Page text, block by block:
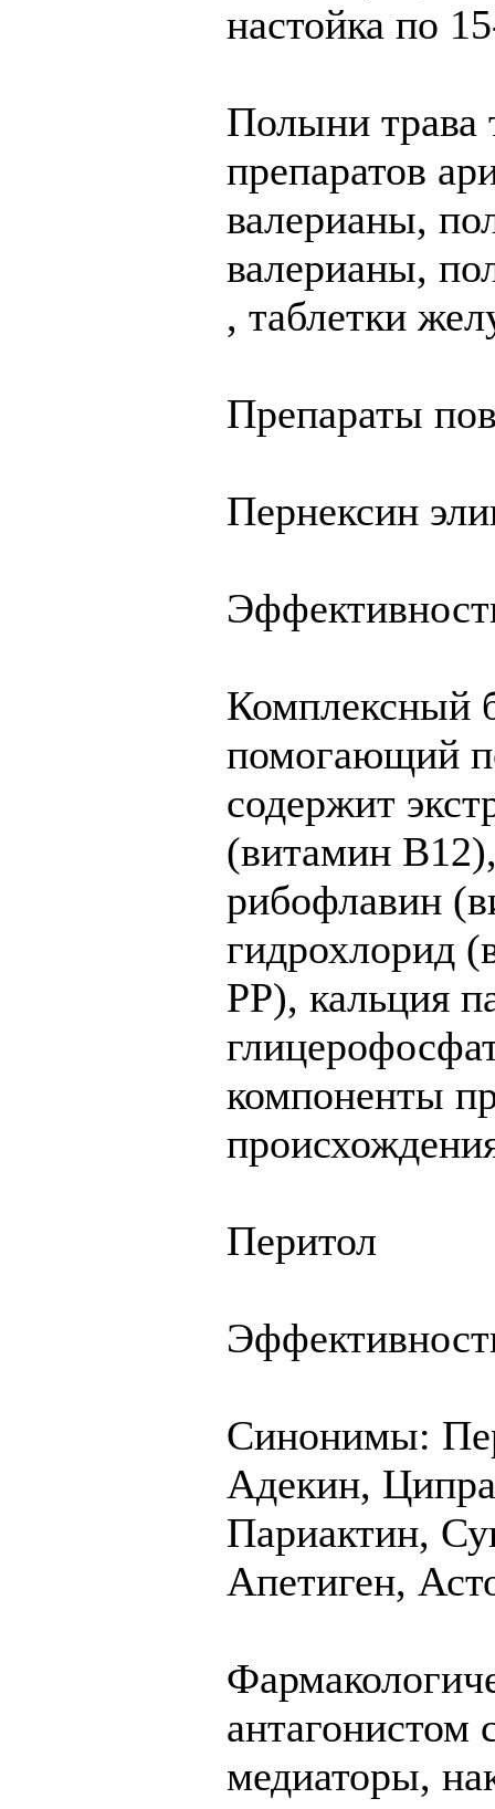
настойка по
Полыни трава
препаратов
валерианы,
валерианы,
, таблетки
Препараты
Пернексин
Комплексный
помогающий
содержит
(витамин
рибофлавин
гидрохлорид
РР), кальция
компоненты
Перитол
Синонимы:
Адекин,
Париактин,
Апетиген,
антагонистом
медиаторы,